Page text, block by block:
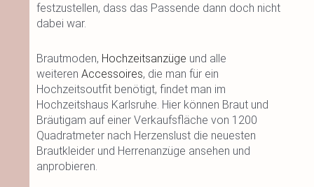
festzustellen, dass das Passende dann doch nicht
dabei war.
Brautmoden, Hochzeitsanzüge und alle
weiteren Accessoires, die man für ein
Hochzeitsoutfit benötigt, findet man im
Hochzeitshaus Karlsruhe. Hier können Braut und
Bräutigam auf einer Verkaufsfläche von 1200
Quadratmeter nach Herzenslust die neuesten
Brautkleider und Herrenanzüge ansehen und
anprobieren.